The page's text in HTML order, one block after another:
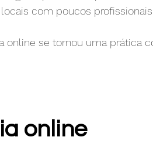
com poucos
online se tornou uma prática
online